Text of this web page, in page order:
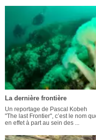
La dernière frontière
Un reportage de Pascal Kobeh
"The last Frontier", c’est le nom
en effet à part au sein des ...